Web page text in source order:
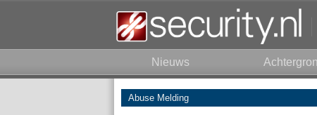
Nieuws
Abuse Melding